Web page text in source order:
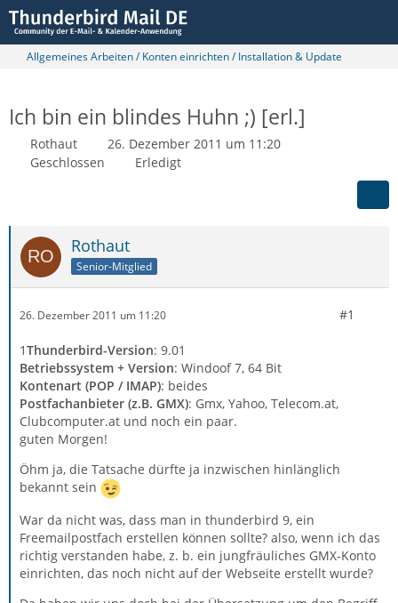
Allgemeines Arbeiten / Konten einrichten / Installation & Update
Ich bin ein blindes Huhn ;) [erl.]
Rothaut
26. Dezember 2011 um 11:20
Geschlossen
Erledigt
Rothaut
Senior-Mitglied
26. Dezember 2011 um 11:20 #1
1Thunderbird-Version: 9.01
Betriebssystem + Version: Windoof 7, 64 Bit
Kontenart (POP / IMAP): beides
Postfachanbieter (z.B. GMX): Gmx, Yahoo, Telecom.at,
Clubcomputer.at und noch ein paar.
guten Morgen!
Öhm ja, die Tatsache dürfte ja inzwischen hinlänglich
bekannt sein
War da nicht was, dass man in thunderbird 9, ein
Freemailpostfach erstellen können sollte? also, wenn ich das
richtig verstanden habe, z. b. ein jungfräuliches GMX-Konto
einrichten, das noch nicht auf der Webseite erstellt wurde?